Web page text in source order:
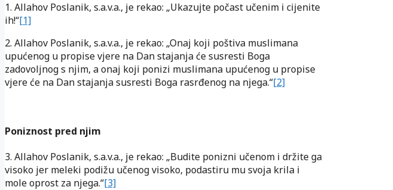
1. Allahov Poslanik, s.a.v.a., je rekao: „Ukazujte počast učenim i cijenite
ih!“[1]
2. Allahov Poslanik, s.a.v.a., je rekao: „Onaj koji poštiva muslimana
upućenog u propise vjere na Dan stajanja će susresti Boga
zadovoljnog s njim, a onaj koji ponizi muslimana upućenog u propise
vjere će na Dan stajanja susresti Boga rasrđenog na njega.“[2]
Poniznost pred njim
3. Allahov Poslanik, s.a.v.a., je rekao: „Budite ponizni učenom i držite ga
visoko jer meleki podižu učenog visoko, podastiru mu svoja krila i
mole oprost za njega.“[3]